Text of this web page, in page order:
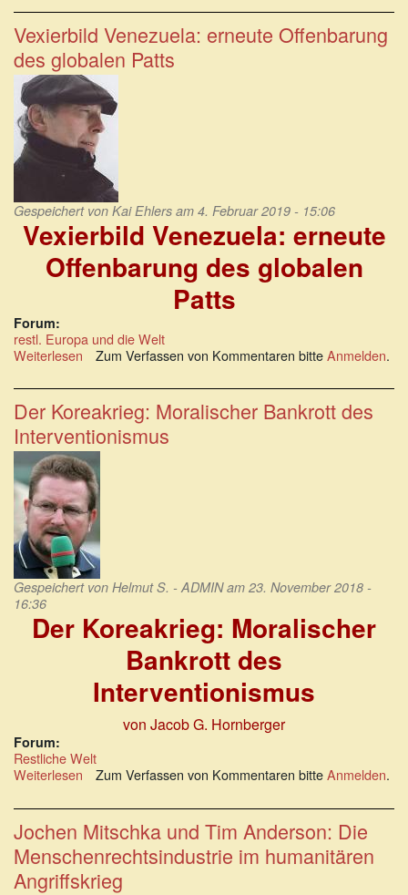
Tagesschau
hat
immer
recht.
Irrtum
eingestehen?
Auf
keinen
Fall.
NO
WAY!
Vexierbild Venezuela: erneute Offenbarung
des globalen Patts
Gespeichert von Kai Ehlers am 4. Februar 2019 - 15:06
Vexierbild Venezuela: erneute
Offenbarung des globalen
Patts
Forum:
restl. Europa und die Welt
Weiterlesen über
Venezuela:
erneute
Offenbarung
des
globalen
Patts
Zum Verfassen von Kommentaren bitteAnmelden.
Der Koreakrieg: Moralischer Bankrott des
Interventionismus
Gespeichert von Helmut S. - ADMINam 23. November 2018 -
16:36
Der Koreakrieg: Moralischer
Bankrott des
Interventionismus
von Jacob G. Hornberger
Forum:
Restliche Welt
Weiterlesen über
Koreakrieg:
Moralischer
Bankrott
des
Interventionismus
Zum Verfassen von Kommentaren bitteAnmelden.
Jochen Mitschka und Tim Anderson: Die
Menschenrechtsindustrie im humanitären
Angriffskrieg